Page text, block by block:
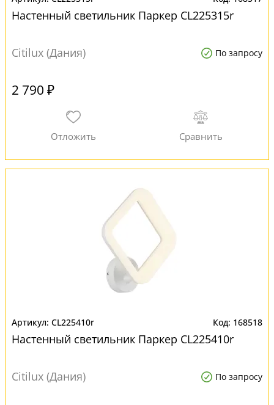
Настенный светильник Паркер CL225315r
Citilux (Дания) По запросу
2 790 ₽
CL225410r 168518
Настенный светильник Паркер CL225410r
Citilux (Дания) По запросу